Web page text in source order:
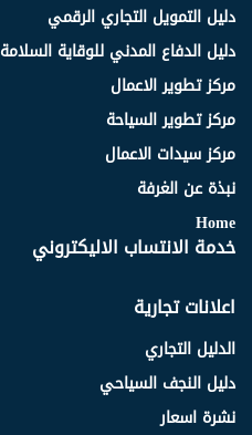
دليل التمويل التجاري الرقمي
دليل الدفاع المدني للوقاية السلامة
مركز تطوير الاعمال
مركز تطوير السياحة
مركز سيدات الاعمال
نبذة عن الغرفة
Home
خدمة الانتساب الاليكتروني
اعلانات تجارية
الدليل التجاري
دليل النجف السياحي
نشرة اسعار